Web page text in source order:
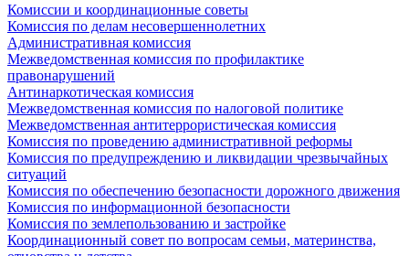
Комиссии и координационные советы
Комиссия по делам несовершеннолетних
Административная комиссия
Межведомственная комиссия по профилактике
правонарушений
Антинаркотическая комиссия
Межведомственная комиссия по налоговой политике
Межведомственная антитеррористическая комиссия
Комиссия по проведению административной реформы
Комиссия по предупреждению и ликвидации чрезвычайных
ситуаций
Комиссия по обеспечению безопасности дорожного движения
Комиссия по информационной безопасности
Комиссия по землепользованию и застройке
Координационный совет по вопросам семьи, материнства,